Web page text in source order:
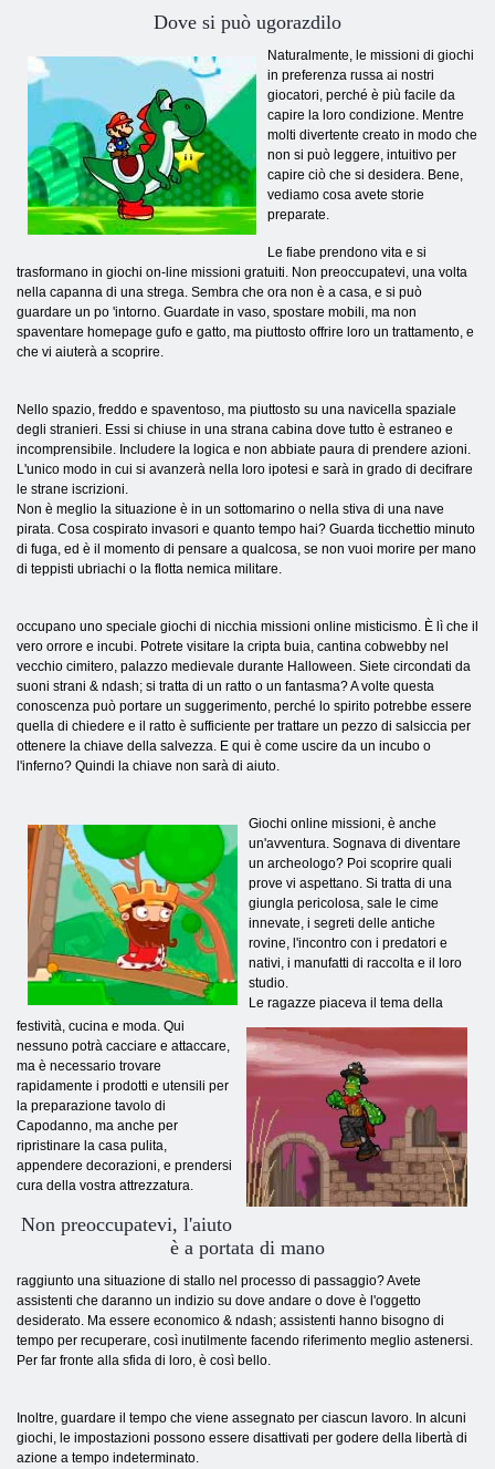
Dove si può ugorazdilo
Naturalmente, le missioni di giochi
in preferenza russa ai nostri
giocatori, perché è più facile da
capire la loro condizione. Mentre
molti divertente creato in modo che
non si può leggere, intuitivo per
capire ciò che si desidera. Bene,
vediamo cosa avete storie
preparate.
Le fiabe prendono vita e si
trasformano in giochi on-line missioni gratuiti. Non preoccupatevi, una volta
nella capanna di una strega. Sembra che ora non è a casa, e si può
guardare un po 'intorno. Guardate in vaso, spostare mobili, ma non
spaventare homepage gufo e gatto, ma piuttosto offrire loro un trattamento, e
che vi aiuterà a scoprire.
Nello spazio, freddo e spaventoso, ma piuttosto su una navicella spaziale
degli stranieri. Essi si chiuse in una strana cabina dove tutto è estraneo e
incomprensibile. Includere la logica e non abbiate paura di prendere azioni.
L'unico modo in cui si avanzerà nella loro ipotesi e sarà in grado di decifrare
le strane iscrizioni.
Non è meglio la situazione è in un sottomarino o nella stiva di una nave
pirata. Cosa cospirato invasori e quanto tempo hai? Guarda ticchettio minuto
di fuga, ed è il momento di pensare a qualcosa, se non vuoi morire per mano
di teppisti ubriachi o la flotta nemica militare.
occupano uno speciale giochi di nicchia missioni online misticismo. È lì che il
vero orrore e incubi. Potrete visitare la cripta buia, cantina cobwebby nel
vecchio cimitero, palazzo medievale durante Halloween. Siete circondati da
suoni strani & ndash; si tratta di un ratto o un fantasma? A volte questa
conoscenza può portare un suggerimento, perché lo spirito potrebbe essere
quella di chiedere e il ratto è sufficiente per trattare un pezzo di salsiccia per
ottenere la chiave della salvezza. E qui è come uscire da un incubo o
l'inferno? Quindi la chiave non sarà di aiuto.
Giochi online missioni, è anche
un'avventura. Sognava di diventare
un archeologo? Poi scoprire quali
prove vi aspettano. Si tratta di una
giungla pericolosa, sale le cime
innevate, i segreti delle antiche
rovine, l'incontro con i predatori e
nativi, i manufatti di raccolta e il loro
studio.
Le ragazze piaceva il tema della
festività, cucina e moda. Qui
nessuno potrà cacciare e attaccare,
ma è necessario trovare
rapidamente i prodotti e utensili per
la preparazione tavolo di
Capodanno, ma anche per
ripristinare la casa pulita,
appendere decorazioni, e prendersi
cura della vostra attrezzatura.
Non preoccupatevi, l'aiuto
è a portata di mano
raggiunto una situazione di stallo nel processo di passaggio? Avete
assistenti che daranno un indizio su dove andare o dove è l'oggetto
desiderato. Ma essere economico & ndash; assistenti hanno bisogno di
tempo per recuperare, così inutilmente facendo riferimento meglio astenersi.
Per far fronte alla sfida di loro, è così bello.
Inoltre, guardare il tempo che viene assegnato per ciascun lavoro. In alcuni
giochi, le impostazioni possono essere disattivati ​​per godere della libertà di
azione a tempo indeterminato.